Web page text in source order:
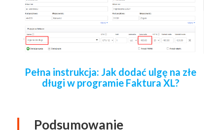
Pełna instrukcja: Jak dodać ulgę na złe
długi w programie Faktura XL?
Podsumowanie